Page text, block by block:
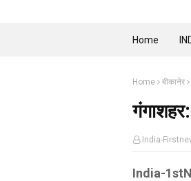
Home
Home बीकानेर
India-
India-